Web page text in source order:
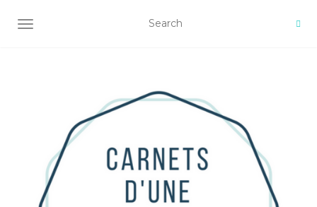
AFFICHER/MASQUER LA NAVIGATION